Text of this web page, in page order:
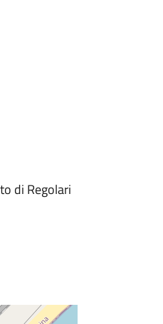
di Regolari